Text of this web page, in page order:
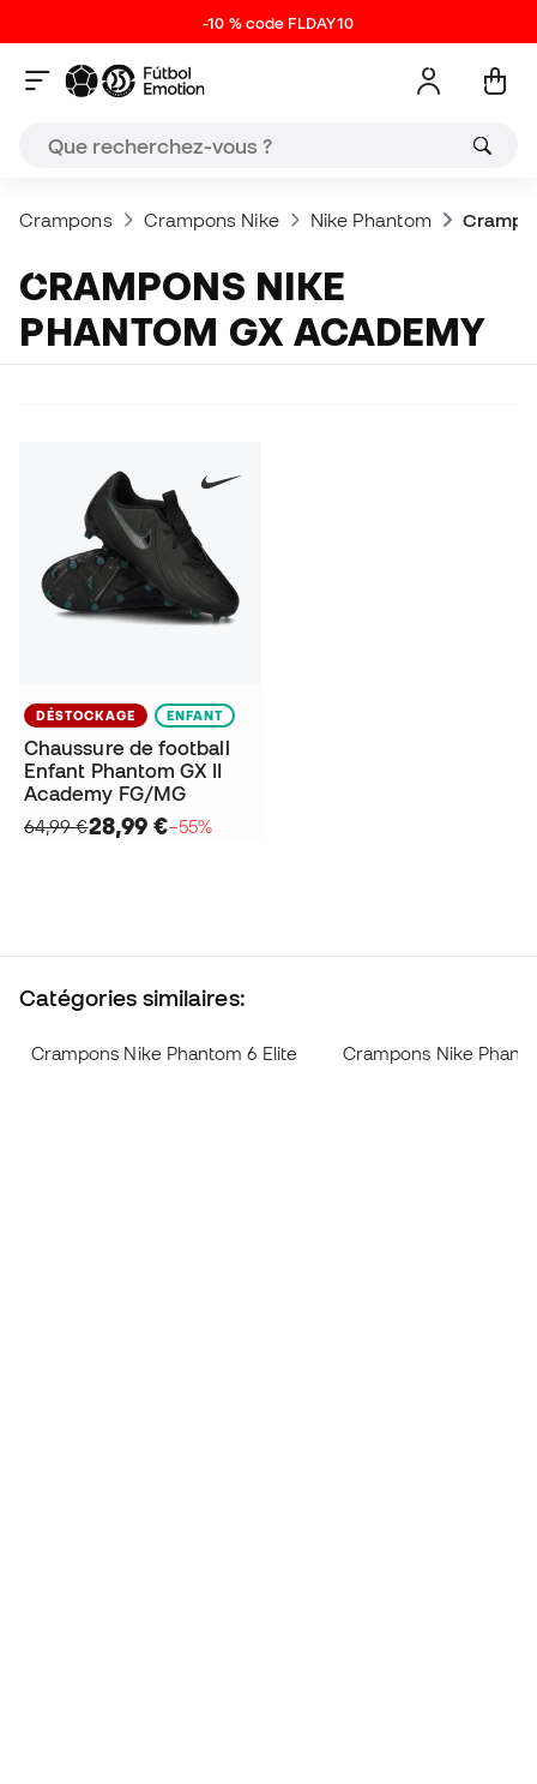
-10 % code FLDAY10
Crampons Crampons Nike Nike Phantom
CRAMPONS NIKE
PHANTOM GX ACADEMY
DÉSTOCKAGE ENFANT
Chaussure de football
Enfant Phantom GX II
Academy FG/MG
64,99 €28,99 €−55%
Catégories similaires:
Crampons Nike Phantom 6 Elite Crampons Nike